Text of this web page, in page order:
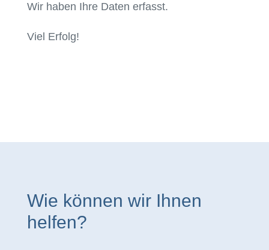
Wir haben Ihre Daten erfasst.
Viel Erfolg!
Wie können wir Ihnen
helfen?